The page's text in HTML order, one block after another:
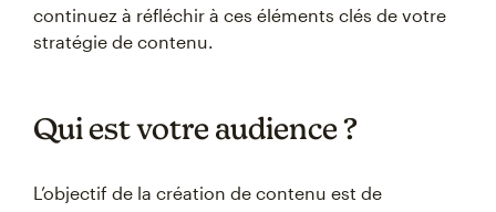
continuez à réfléchir à ces éléments clés de votre
stratégie de contenu.
Qui est votre audience ?
L’objectif de la création de contenu est de